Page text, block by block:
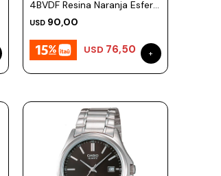
4BVDF Resina Naranja Esfera
43mm
USD 90,00
USD 76,50